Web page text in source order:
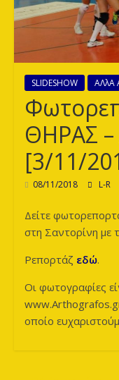
των
SLIDESHOW ΑΛλΑ
ΘΗΡΑΣ –
[3/11/
08/11/2018 L-R
Δείτε
στη Σαντορίνη με
Ρεπορτάζ εδώ.
Οι φωτογραφίες
οποίο